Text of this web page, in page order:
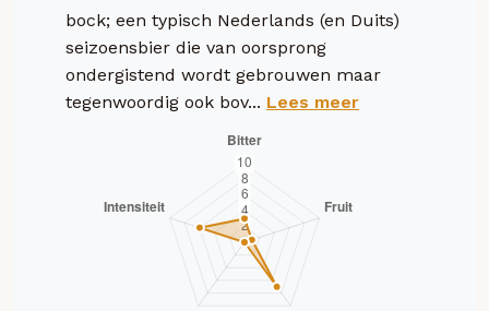
bock; een typisch Nederlands (en Duits)
seizoensbier die van oorsprong
ondergistend wordt gebrouwen maar
tegenwoordig ook bov... Lees meer